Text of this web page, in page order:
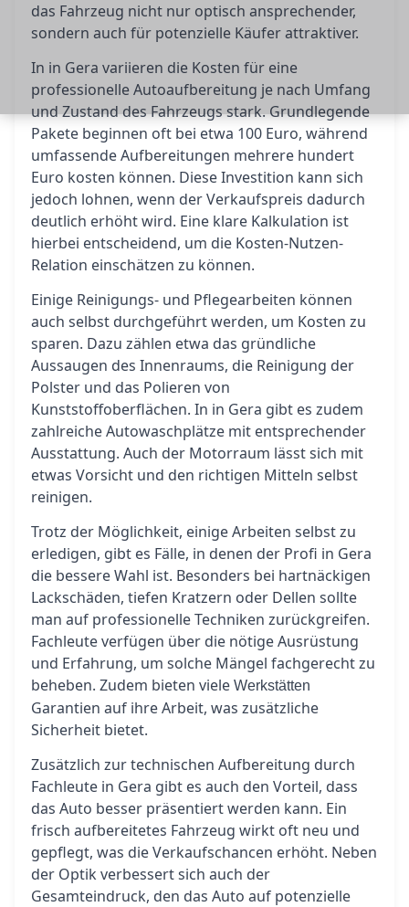
das Fahrzeug nicht nur optisch ansprechender,
sondern auch für potenzielle Käufer attraktiver.
In in Gera variieren die Kosten für eine
professionelle Autoaufbereitung je nach Umfang
und Zustand des Fahrzeugs stark. Grundlegende
Pakete beginnen oft bei etwa 100 Euro, während
umfassende Aufbereitungen mehrere hundert
Euro kosten können. Diese Investition kann sich
jedoch lohnen, wenn der Verkaufspreis dadurch
deutlich erhöht wird. Eine klare Kalkulation ist
hierbei entscheidend, um die Kosten-Nutzen-
Relation einschätzen zu können.
Einige Reinigungs- und Pflegearbeiten können
auch selbst durchgeführt werden, um Kosten zu
sparen. Dazu zählen etwa das gründliche
Aussaugen des Innenraums, die Reinigung der
Polster und das Polieren von
Kunststoffoberflächen. In in Gera gibt es zudem
zahlreiche Autowaschplätze mit entsprechender
Ausstattung. Auch der Motorraum lässt sich mit
etwas Vorsicht und den richtigen Mitteln selbst
reinigen.
Trotz der Möglichkeit, einige Arbeiten selbst zu
erledigen, gibt es Fälle, in denen der Profi in Gera
die bessere Wahl ist. Besonders bei hartnäckigen
Lackschäden, tiefen Kratzern oder Dellen sollte
man auf professionelle Techniken zurückgreifen.
Fachleute verfügen über die nötige Ausrüstung
und Erfahrung, um solche Mängel fachgerecht zu
beheben. Zudem bieten viele Werkstätten
Garantien auf ihre Arbeit, was zusätzliche
Sicherheit bietet.
Zusätzlich zur technischen Aufbereitung durch
Fachleute in Gera gibt es auch den Vorteil, dass
das Auto besser präsentiert werden kann. Ein
frisch aufbereitetes Fahrzeug wirkt oft neu und
gepflegt, was die Verkaufschancen erhöht. Neben
der Optik verbessert sich auch der
Gesamteindruck, den das Auto auf potenzielle